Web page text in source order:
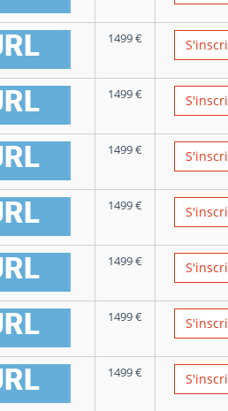
1499€
1499€
1499€
1499€
1499€
1499€
1499€